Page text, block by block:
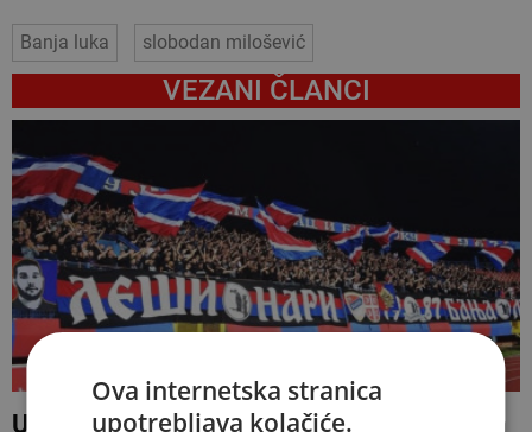
Banja luka slobodan milošević
VEZANI ČLANCI
UEFA nije progledala kroz prste navijačima
Ova internetska stranica
upotrebljava kolačiće.